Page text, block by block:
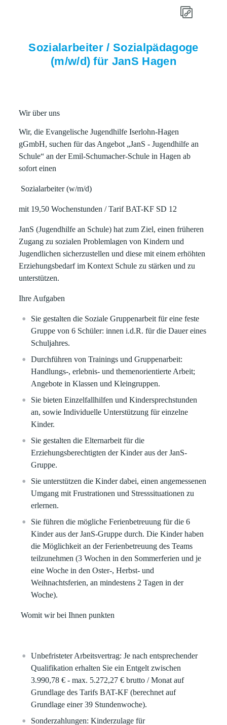
Sozialarbeiter / Sozialpädagoge
(m/w/d) für JanS Hagen
Wir über uns
Wir, dieEvangelische Jugendhilfe Iserlohn-Hagen
gGmbH, suchen für das Angebot „JanS - Jugendhilfe an
Schule“ an der Emil-Schumacher-Schule in Hagen ab
sofort einen
Sozialarbeiter (w/m/d)
mit 19,50 Wochenstunden / Tarif BAT-KF SD 12
JanS (Jugendhilfe an Schule) hat zum Ziel, einen früheren
Zugang zu sozialen Problemlagen von Kindern und
Jugendlichen sicherzustellen und diese mit einem erhöhten
Erziehungsbedarf im Kontext Schule zu stärken und zu
unterstützen.
Ihre Aufgaben
Sie gestalten die Soziale Gruppenarbeit für eine feste
Gruppe von 6 Schüler: innen i.d.R. für die Dauer eines
Schuljahres.
Durchführen von Trainings und Gruppenarbeit:
Handlungs-, erlebnis- und themenorientierte Arbeit;
Angebote in Klassen und Kleingruppen.
Sie bieten Einzelfallhilfen und Kindersprechstunden
an, sowie Individuelle Unterstützung für einzelne
Kinder.
Sie gestalten die Elternarbeit für die
Erziehungsberechtigten der Kinder aus der JanS-
Gruppe.
Sie unterstützen die Kinder dabei, einen angemessenen
Umgang mit Frustrationen und Stresssituationen zu
erlernen.
Sie führen die mögliche Ferienbetreuung für die 6
Kinder aus der JanS-Gruppe durch. Die Kinder haben
die Möglichkeit an der Ferienbetreuung des Teams
teilzunehmen (3 Wochen in den Sommerferien und je
eine Woche in den Oster-, Herbst- und
Weihnachtsferien, an mindestens 2 Tagen in der
Woche).
Womit wir bei Ihnen punkten
Unbefristeter Arbeitsvertrag:Je nach entsprechender
Qualifikation erhalten Sie ein Entgelt zwischen
3.990,78 € - max. 5.272,27 € brutto / Monat auf
Grundlage des Tarifs BAT-KF (berechnet auf
Grundlage einer 39 Stundenwoche).
Sonderzahlungen:Kinderzulage für